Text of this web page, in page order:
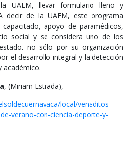
UAEM, llevar formulario lleno y
decir de la UAEM, este programa
apoyo de paramédicos,
social y se considera uno de los
no sólo por su organización
el desarrollo integral y la detección
académico.
, (Miriam Estrada),
local/venaditos-
verano-con-ciencia-deporte-y-